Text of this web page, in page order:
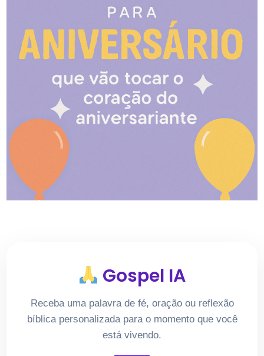
Gospel IA
Receba uma palavra de fé, oração ou reflexão
bíblica personalizada para o momento que você
está vivendo.